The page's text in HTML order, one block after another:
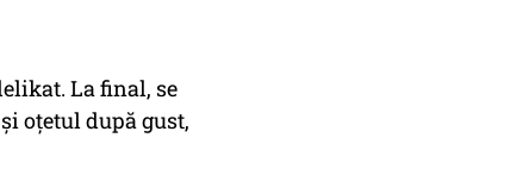
La final, se
oţetul după gust,